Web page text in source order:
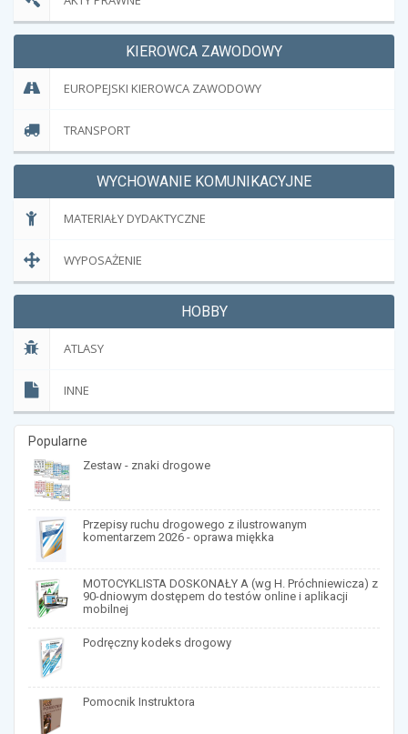
KIEROWCA ZAWODOWY
EUROPEJSKI KIEROWCA ZAWODOWY
TRANSPORT
WYCHOWANIE KOMUNIKACYJNE
MATERIAŁY DYDAKTYCZNE
WYPOSAŻENIE
HOBBY
ATLASY
INNE
Popularne
Zestaw - znaki drogowe
Przepisy ruchu drogowego z ilustrowanym
komentarzem 2026 - oprawa miękka
MOTOCYKLISTA DOSKONAŁY A (wg H. Próchniewicza) z
90-dniowym dostępem do testów online i aplikacji
mobilnej
Podręczny kodeks drogowy
Pomocnik Instruktora